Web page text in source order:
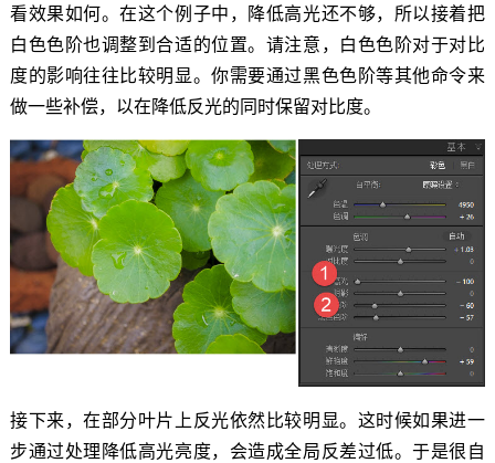
看效果如何。在这个例子中，降低高光还不够，所以接着把
白色色阶也调整到合适的位置。请注意，白色色阶对于对比
度的影响往往比较明显。你需要通过黑色色阶等其他命令来
做一些补偿，以在降低反光的同时保留对比度。
接下来，在部分叶片上反光依然比较明显。这时候如果进一
步通过处理降低高光亮度，会造成全局反差过低。于是很自